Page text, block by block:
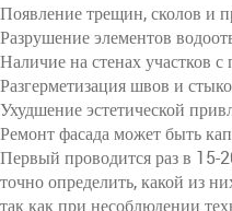
Появление трещин, сколов и
Разрушение элементов
Наличие на стенах участков с
Разгерметизация швов и
Ухудшение эстетической
Ремонт фасада может быть
Первый проводится раз в 15-
точно определить, какой из
так как при несоблюдении